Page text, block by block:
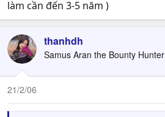
làm cần đến 3-5 năm )
thanhdh
Samus Aran the Bounty Hunter
21/2/06